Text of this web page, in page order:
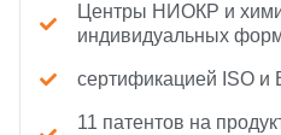
Центры НИОКР и
индивидуальных
сертификацией ISO и
11 патентов на